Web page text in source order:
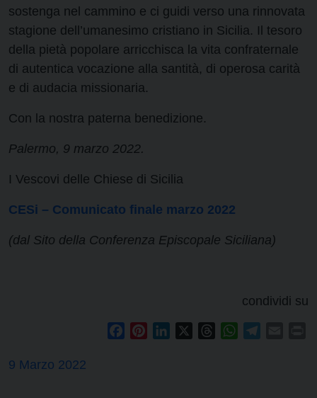
sostenga nel cammino e ci guidi verso una rinnovata
stagione dell’umanesimo cristiano in Sicilia. Il tesoro
della pietà popolare arricchisca la vita confraternale
di autentica vocazione alla santità, di operosa carità
e di audacia missionaria.
Con la nostra paterna benedizione.
Palermo, 9 marzo 2022.
I Vescovi delle Chiese di Sicilia
CESi – Comunicato finale marzo 2022
(dal Sito della Conferenza Episcopale Siciliana)
condividi su
FacebookPinterestLinkedIn ThreadsWhatsApp
9 Marzo 2022